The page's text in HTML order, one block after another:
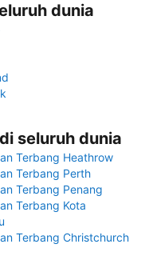
dunia
seluruh dunia
Terbang Heathrow
Terbang Perth
Terbang Penang
Terbang Kota
Terbang Christchurch